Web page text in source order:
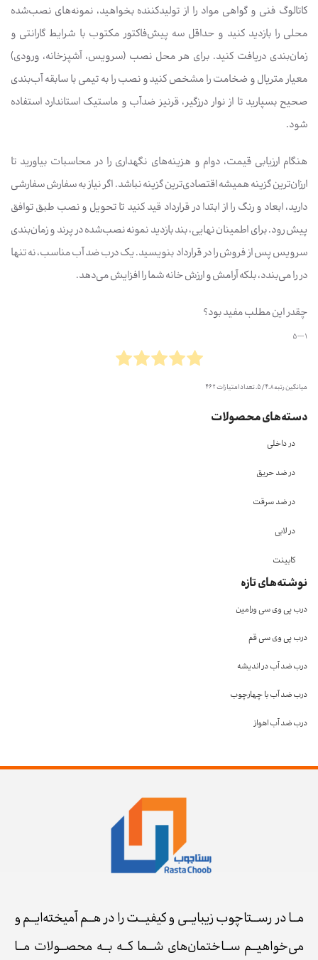
دسته‌های محصولات
در داخلی
در ضد حریق
در ضد سرقت
در لابی
کابینت
نوشته‌های تازه
درب پی وی سی ورامین
درب پی وی سی قم
درب ضد آب در اندیشه
درب ضد آب با چهارچوب
درب ضد آب اهواز
کاتالوگ فنی و گواهی مواد را از تولیدکننده بخواهید، نمونه‌های نصب‌شده
محلی را بازدید کنید و حداقل سه پیش‌فاکتور مکتوب با شرایط گارانتی و
زمان‌بندی دریافت کنید. برای هر محل نصب (سرویس، آشپزخانه، ورودی)
معیار متریال و ضخامت را مشخص کنید و نصب را به تیمی با سابقه آب‌بندی
صحیح بسپارید تا از نوار درزگیر، قرنیز ضدآب و ماستیک استاندارد استفاده
شود.
هنگام ارزیابی قیمت، دوام و هزینه‌های نگهداری را در محاسبات بیاورید تا
ارزان‌ترین گزینه همیشه اقتصادی‌ترین گزینه نباشد. اگر نیاز به سفارش سفارشی
دارید، ابعاد و رنگ را از ابتدا در قرارداد قید کنید تا تحویل و نصب طبق توافق
پیش رود. برای اطمینان نهایی، بند بازدید نمونه نصب‌شده در پرند و زمان‌بندی
سرویس پس از فروش را در قرارداد بنویسید. یک درب ضد آب مناسب، نه تنها
در را می‌بندد، بلکه آرامش و ارزش خانه شما را افزایش می‌دهد.
چقدر این مطلب مفید بود؟
1 --- 5
میانگین رتبه4.8/ 5. تعداد امتیازات 462
مــا در رســتاچوب زیبایــی و کیفیــت را در هــم آمیخته‌ایــم و
می‌خواهیــم ســاختمان‌های شــما کــه بــه محصــولات مــا